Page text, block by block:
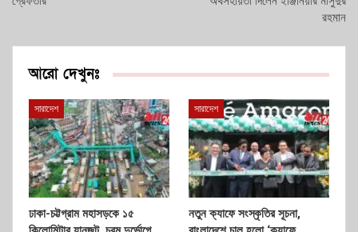
রহমান
আরো দেখুনঃ
সারাদেশ
ঢাকা-চট্টগ্রাম মহাসড়কে ১৫
সারাদেশ
নতুন ক্যাফে সংস্কৃতির সূচনা,